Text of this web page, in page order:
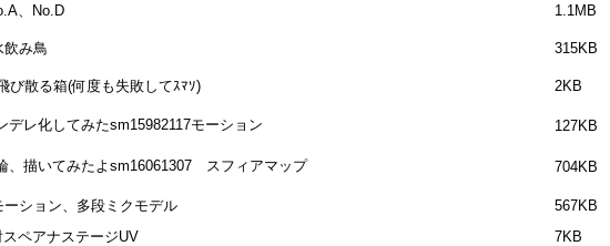
、No.D 1.1MB
飲み鳥 315KB
び散る箱(何度も失敗してｽﾏｿ) 2KB
デレ化してみたsm15982117モーション 127KB
、描いてみたよsm16061307 スフィアマップ 704KB
ション、多段ミクモデル 567KB
スペアナステージUV 7KB